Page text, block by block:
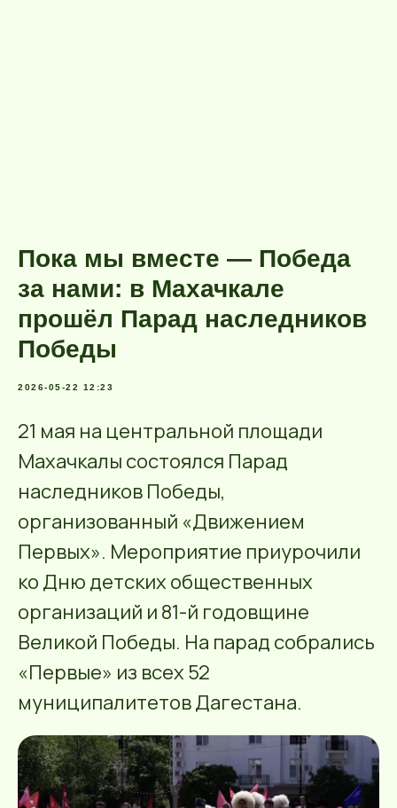
Пока мы вместе — Победа
за нами: в Махачкале
прошёл Парад наследников
Победы
2026-05-22 12:23
21 мая на центральной площади
Махачкалы состоялся Парад
наследников Победы,
организованный «Движением
Первых». Мероприятие приурочили
ко Дню детских общественных
организаций и 81-й годовщине
Великой Победы. На парад собрались
«Первые» из всех 52
муниципалитетов Дагестана.